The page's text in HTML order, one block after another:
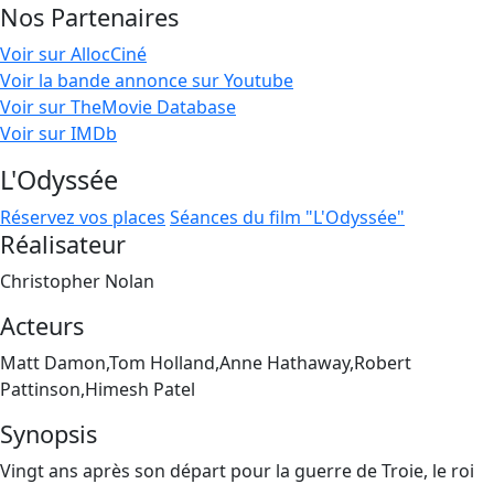
Nos Partenaires
Voir sur AllocCiné
Voir la bande annonce sur Youtube
Voir sur TheMovie Database
Voir sur IMDb
L'Odyssée
Réservez vos places Séances du film "L'Odyssée"
Réalisateur
Christopher Nolan
Acteurs
Matt Damon,Tom Holland,Anne Hathaway,Robert
Pattinson,Himesh Patel
Synopsis
Vingt ans après son départ pour la guerre de Troie, le roi